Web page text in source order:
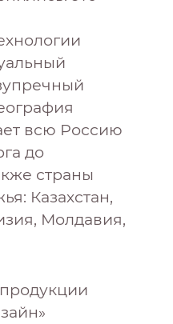
всю Россию
до
страны
Казахстан,
Молдавия,